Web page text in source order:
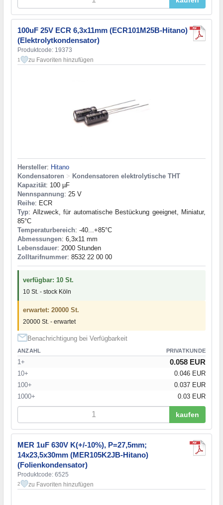
100uF 25V ECR 6,3x11mm (ECR101M25B-Hitano)
(Elektrolytkondensator)
Produktcode: 19373
1 zu Favoriten hinzufügen
Hersteller: Hitano
Kondensatoren > Kondensatoren elektrolytische THT
Kapazität: 100 µF
Nennspannung: 25 V
Reihe: ECR
Typ: Allzweck, für automatische Bestückung geeignet, Miniatur,
85°C
Temperaturbereich: -40...+85°C
Abmessungen: 6,3x11 mm
Lebensdauer: 2000 Stunden
Zolltarifnummer: 8532 22 00 00
verfügbar: 10 St.
10 St. - stock Köln
erwartet: 20000 St.
20000 St. - erwartet
Benachrichtigung bei Verfügbarkeit
ANZAHL PRIVATKUNDE
1+ 0.058 EUR
10+
0.046 EUR
100+
0.037 EUR
1000+
0.03 EUR
kaufen
MER 1uF 630V K(+/-10%), P=27,5mm;
14x23,5x30mm (MER105K2JB-Hitano)
(Folienkondensator)
Produktcode: 6525
2 zu Favoriten hinzufügen